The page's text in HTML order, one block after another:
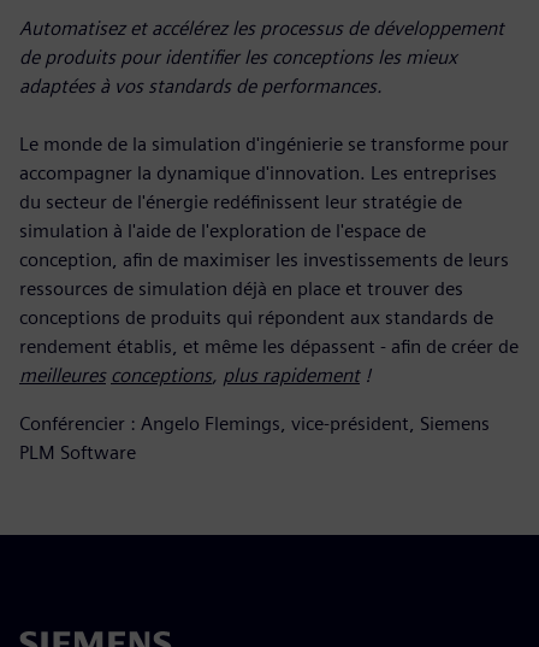
Automatisez et accélérez les processus de développement
de produits pour identifier les conceptions les mieux
adaptées à vos standards de performances.
Le monde de la simulation d'ingénierie se transforme pour
accompagner la dynamique d'innovation. Les entreprises
du secteur de l'énergie redéfinissent leur stratégie de
simulation à l'aide de l'exploration de l'espace de
conception, afin de maximiser les investissements de leurs
ressources de simulation déjà en place et trouver des
conceptions de produits qui répondent aux standards de
rendement établis, et même les dépassent - afin de créer de
meilleures conceptions, plus rapidement!
Conférencier : Angelo Flemings, vice-président, Siemens
PLM Software